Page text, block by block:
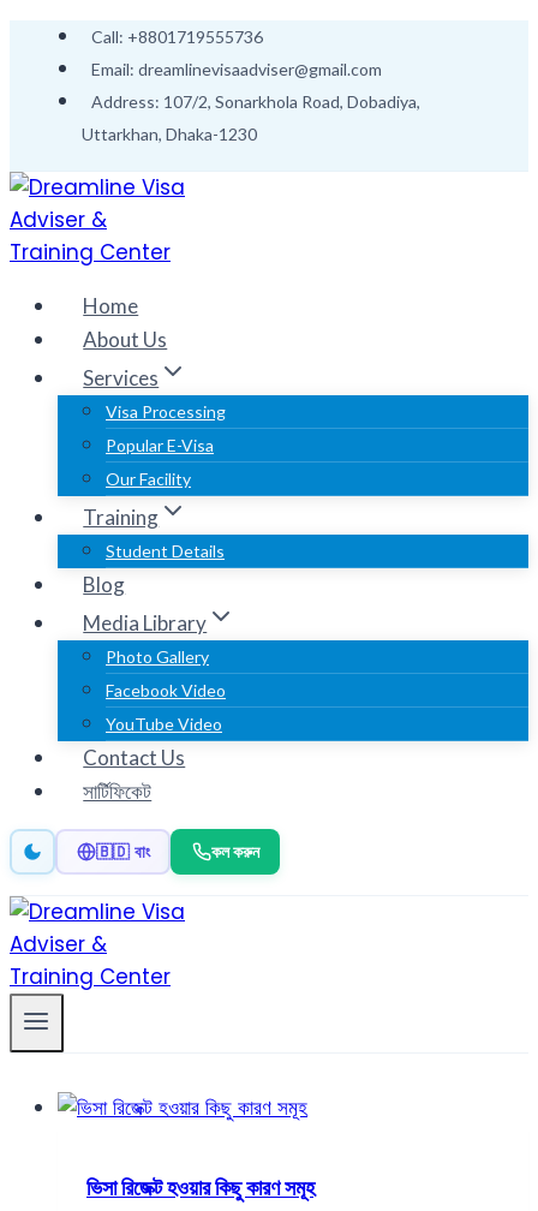
content
Call: +8801719555736
Email: dreamlinevisaadviser@gmail.com
Address: 107/2, Sonarkhola Road, Dobadiya,
Uttarkhan, Dhaka-1230
Home
About Us
Services
Visa Processing
Popular E-Visa
Our Facility
Training
Student Details
Blog
Media Library
Photo Gallery
Facebook Video
YouTube Video
Contact Us
সার্টিফিকেট
🇧🇩 বাং কল করুন
ভিসা রিজেক্ট হওয়ার কিছু কারণ সমূহ